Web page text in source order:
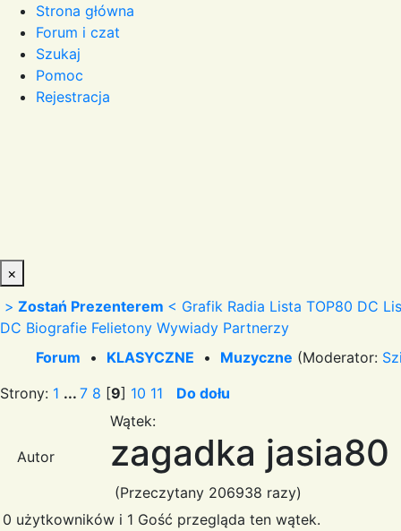
Strona główna
Forum i czat
Szukaj
Pomoc
Rejestracja
×
> Zostań Prezenterem < Grafik Radia Lista TOP80 DC
DC Biografie Felietony Wywiady Partnerzy
Forum • KLASYCZNE • Muzyczne (Moderator:
Strony: 1 ... 7 8 [9] 10 11 Do dołu
Autor
Wątek:
zagadka jasia80
(Przeczytany 206938 razy)
0 użytkowników i 1 Gość przegląda ten wątek.